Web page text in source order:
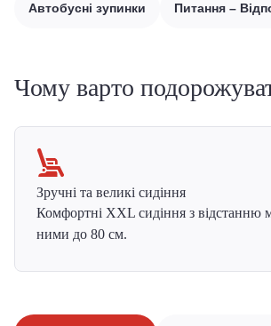
Автобусні зупинки Питання –
Чому варто
Зручні та великі сидіння
Комфортні XXL сидіння з відстанню
ними до 80 см.